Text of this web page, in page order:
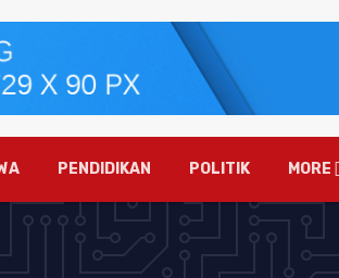
PENDIDIKAN POLITIK MORE